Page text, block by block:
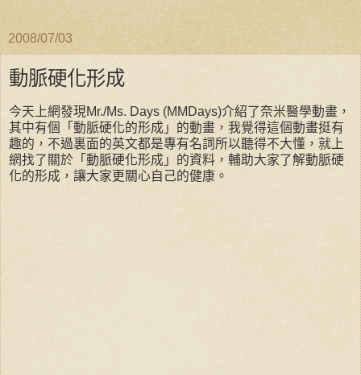
2008/07/03
動脈硬化形成
今天上網發現Mr./Ms. Days (MMDays)介紹了奈米醫學動畫，
其中有個「動脈硬化的形成」的動畫，我覺得這個動畫挺有
趣的，不過裏面的英文都是專有名詞所以聽得不大懂，就上
網找了關於「動脈硬化形成」的資料，輔助大家了解動脈硬
化的形成，讓大家更關心自己的健康。